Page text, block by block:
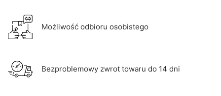
Możliwość odbioru osobistego
Bezproblemowy zwrot towaru do 14 dni